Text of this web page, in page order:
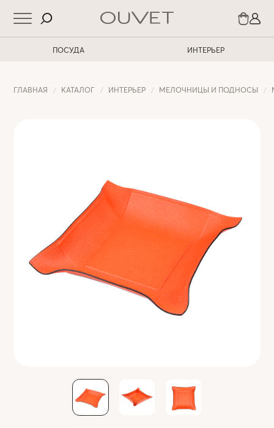
ПОСУДА ИНТЕРЬЕР
ГЛАВНАЯ КАТАЛОГ ИНТЕРЬЕР МЕЛОЧНИЦЫ И ПОДНОСЫ